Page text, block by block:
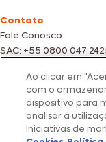
Contato
Fale Conosco
SAC: +55 0800 047
Fotos meramente
estoques dos nossos
de dados.
Os preços, promoções
exclusivamente para
Ao clicar em
com o
dispositivo para
analisar a
iniciativas de